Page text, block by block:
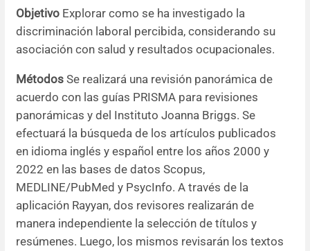
Objetivo Explorar como se ha investigado la
discriminación laboral percibida, considerando su
asociación con salud y resultados ocupacionales.
Métodos Se realizará una revisión panorámica de
acuerdo con las guías PRISMA para revisiones
panorámicas y del Instituto Joanna Briggs. Se
efectuará la búsqueda de los artículos publicados
en idioma inglés y español entre los años 2000 y
2022 en las bases de datos Scopus,
MEDLINE/PubMed y PsycInfo. A través de la
aplicación Rayyan, dos revisores realizarán de
manera independiente la selección de títulos y
resúmenes. Luego, los mismos revisarán los textos